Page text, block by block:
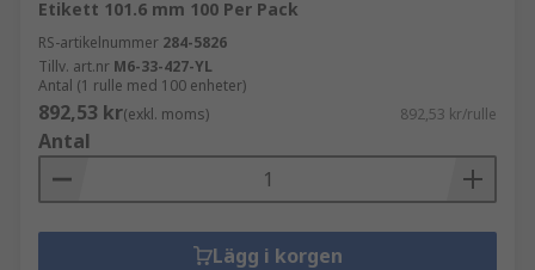
Etikett 101.6 mm 100 Per Pack
RS-artikelnummer 284-5826
Tillv. art.nr M6-33-427-YL
Antal (1 rulle med 100 enheter)
892,53 kr(exkl. moms) 892,53 kr/rulle
Antal
Lägg i korgen